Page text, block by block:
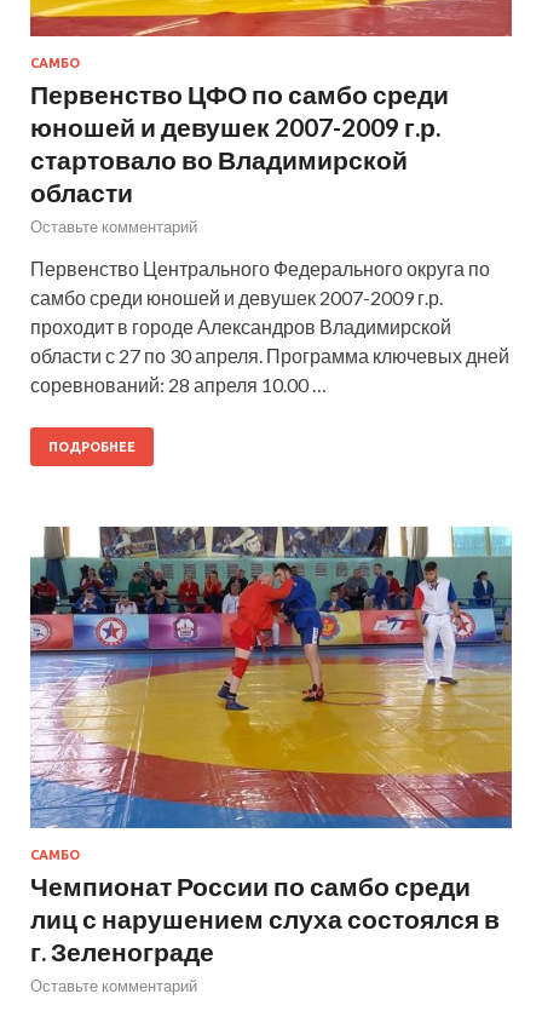
САМБО
Первенство ЦФО по самбо среди
юношей и девушек 2007-2009 г.р.
стартовало во Владимирской
области
Оставьте комментарий
Первенство Центрального Федерального округа по
самбо среди юношей и девушек 2007-2009 г.р.
проходит в городе Александров Владимирской
области с 27 по 30 апреля. Программа ключевых дней
соревнований: 28 апреля 10.00 …
ПОДРОБНЕЕ
САМБО
Чемпионат России по самбо среди
лиц с нарушением слуха состоялся в
г. Зеленограде
Оставьте комментарий